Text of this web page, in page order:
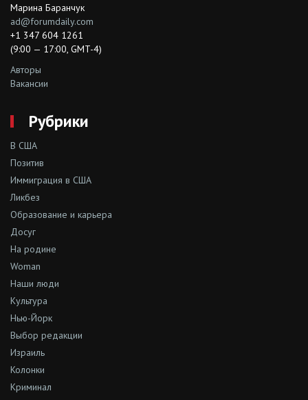
Марина Баранчук
ad@forumdaily.com
+1 347 604 1261
(9:00 — 17:00, GMT-4)
Авторы
Вакансии
Рубрики
В США
Позитив
Иммиграция в США
Ликбез
Образование и карьера
Досуг
На родине
Woman
Наши люди
Культура
Нью-Йорк
Выбор редакции
Израиль
Колонки
Криминал